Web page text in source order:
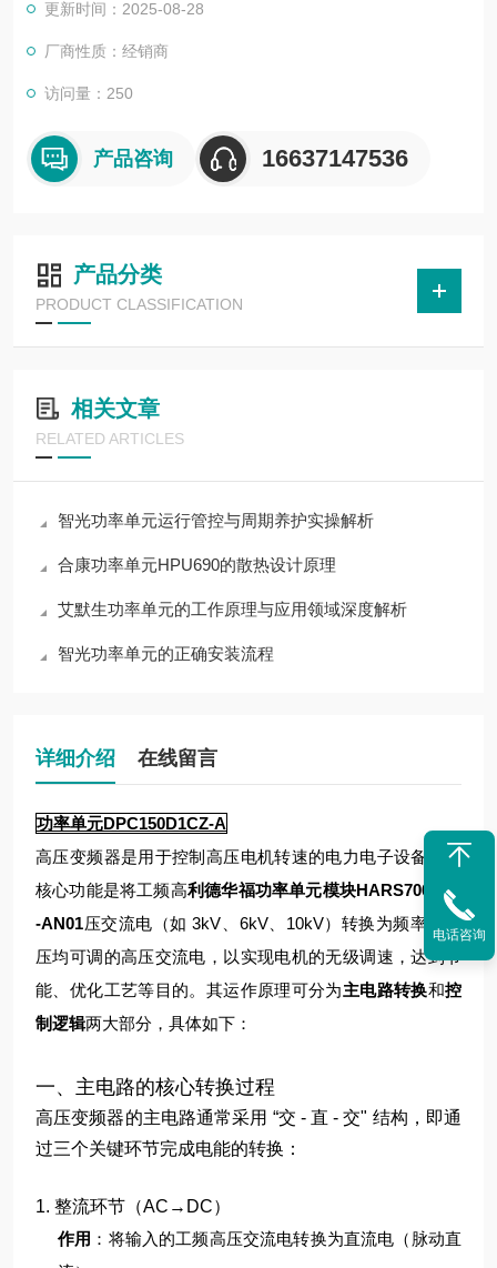
更新时间：2025-08-28
厂商性质：经销商
访问量：250
产品咨询 16637147536
产品分类
PRODUCT CLASSIFICATION
相关文章
RELATED ARTICLES
智光功率单元运行管控与周期养护实操解析
合康功率单元HPU690的散热设计原理
艾默生功率单元的工作原理与应用领域深度解析
智光功率单元的正确安装流程
详细介绍 在线留言
功率单元DPC150D1CZ-A
高压变频器是用于控制高压电机转速的电力电子设备，其
核心功能是将工频高利德华福功率单元模块HARS700/240
-AN01压交流电（如 3kV、6kV、10kV）转换为频率和电
压均可调的高压交流电，以实现电机的无级调速，达到节
能、优化工艺等目的。其运作原理可分为主电路转换和控
制逻辑两大部分，具体如下：
一、主电路的核心转换过程
高压变频器的主电路通常采用 “交 - 直 - 交" 结构，即通
过三个关键环节完成电能的转换：
1. 整流环节（AC→DC）
作用 ：将输入的工频高压交流电转换为直流电（脉动直
电话咨询